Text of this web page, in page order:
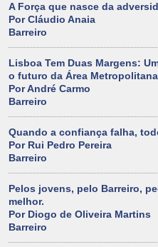
A Força que nasce da
Por Cláudio Anaia
Barreiro
Lisboa Tem Duas Margens:
o futuro da Área
Por André Carmo
Barreiro
Quando a confiança falha,
Por Rui Pedro Pereira
Barreiro
Pelos jovens, pelo Barreiro,
melhor.
Por Diogo de Oliveira Martins
Barreiro